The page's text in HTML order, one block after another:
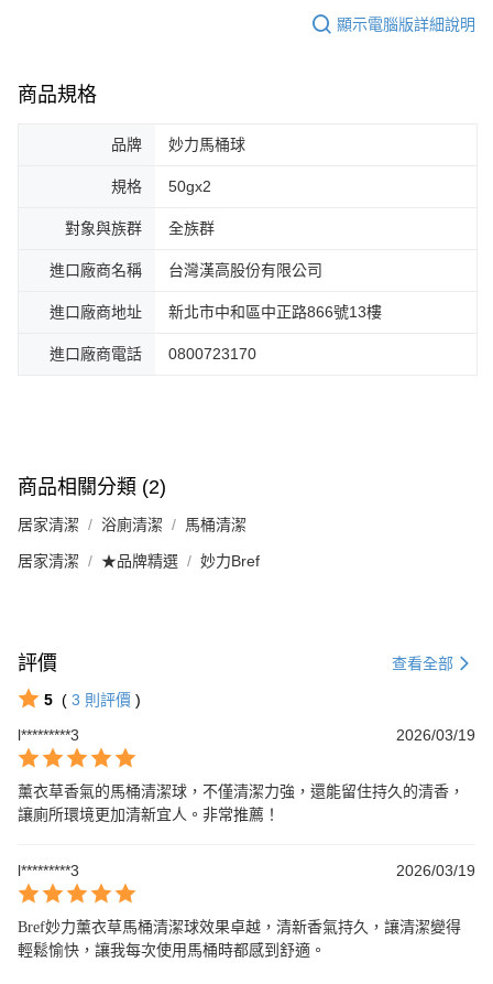
顯示電腦版詳細說明
商品規格
品牌 妙力馬桶球
規格 50gx2
對象與族群 全族群
進口廠商名稱 台灣漢高股份有限公司
進口廠商地址 新北市中和區中正路866號13樓
進口廠商電話 0800723170
商品相關分類 (2)
居家清潔 浴廁清潔 馬桶清潔
居家清潔 ★品牌精選 妙力Bref
評價 查看全部
5 ( 3 則評價 )
l*********3
2026/03/19
薰衣草香氣的馬桶清潔球，不僅清潔力強，還能留住持久的清香，
讓廁所環境更加清新宜人。非常推薦！
l*********3 2026/03/19
Bref妙力薰衣草馬桶清潔球效果卓越，清新香氣持久，讓清潔變得
輕鬆愉快，讓我每次使用馬桶時都感到舒適。